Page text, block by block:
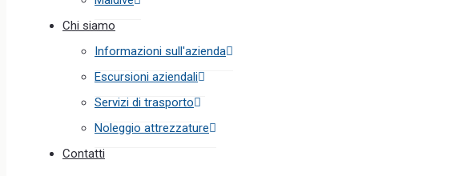
Chi siamo
Informazioni sull'azienda
Escursioni aziendali
Servizi di trasporto
Noleggio attrezzature
Contatti